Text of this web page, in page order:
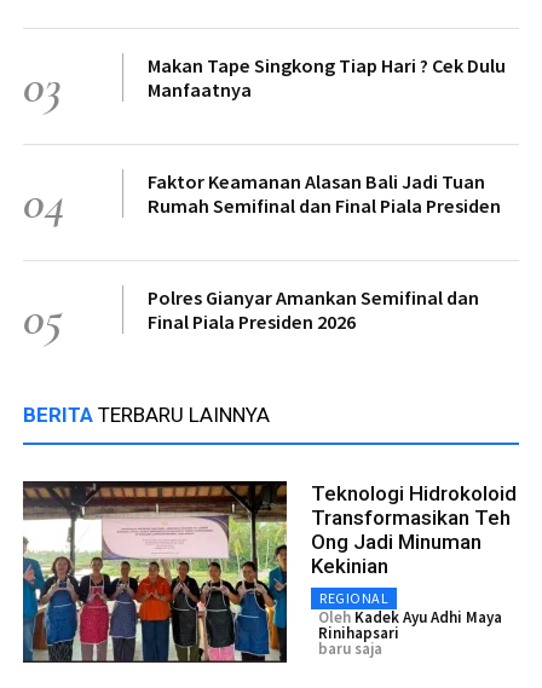
03
Makan Tape Singkong Tiap Hari ? Cek Dulu
Manfaatnya
04
Faktor Keamanan Alasan Bali Jadi Tuan
Rumah Semifinal dan Final Piala Presiden
05
Polres Gianyar Amankan Semifinal dan
Final Piala Presiden 2026
BERITA TERBARU LAINNYA
Teknologi Hidrokoloid
Transformasikan Teh
Ong Jadi Minuman
Kekinian
REGIONAL
Oleh Kadek Ayu Adhi Maya
Rinihapsari
baru saja